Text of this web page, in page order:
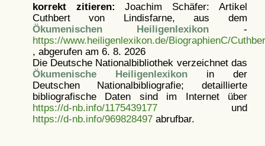
korrekt zitieren: Joachim Schäfer: Artikel
Cuthbert von Lindisfarne, aus dem
Ökumenischen Heiligenlexikon -
https://www.heiligenlexikon.de/BiographienC/
, abgerufen am 6. 8. 2026
Die Deutsche Nationalbibliothek verzeichnet das
Ökumenische Heiligenlexikonin der
Deutschen Nationalbibliografie; detaillierte
bibliografische Daten sind im Internet über
https://d-nb.info/1175439177und
https://d-nb.info/969828497abrufbar.